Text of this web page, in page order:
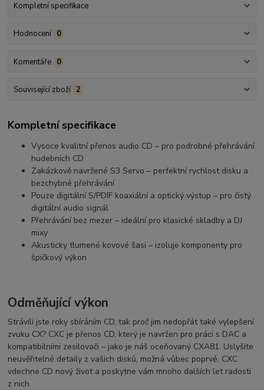
Kompletní specifikace
Hodnocení 0
Komentáře 0
Související zboží 2
Kompletní specifikace
Vysoce kvalitní přenos audio CD – pro podrobné přehrávání
hudebních CD
Zakázkově navržené S3 Servo – perfektní rychlost disku a
bezchybné přehrávání
Pouze digitální S/PDIF koaxiální a optický výstup – pro čistý
digitální audio signál
Přehrávání bez mezer – ideální pro klasické skladby a DJ
mixy
Akusticky tlumené kovové šasi – izoluje komponenty pro
špičkový výkon
Odměňující výkon
Strávili jste roky sbíráním CD, tak proč jim nedopřát také vylepšení
zvuku CX? CXC je přenos CD, který je navržen pro práci s DAC a
kompatibilními zesilovači – jako je náš oceňovaný CXA81. Uslyšíte
neuvěřitelné detaily z vašich disků, možná vůbec poprvé. CXC
vdechne CD nový život a poskytne vám mnoho dalších let radosti
z nich.